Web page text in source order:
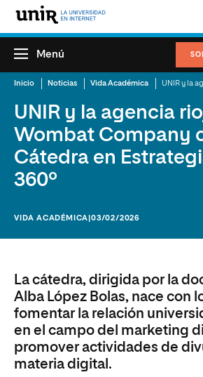
Menú
Inicio Noticias Vida Académica
UNIR y la agencia
Wombat Company
Cátedra en
360º
VIDA ACADÉMICA |03/02/2026
La cátedra, dirigida por la
Alba López Bolas, nace con
fomentar la relación
en el campo del marketing
promover actividades de
materia digital.